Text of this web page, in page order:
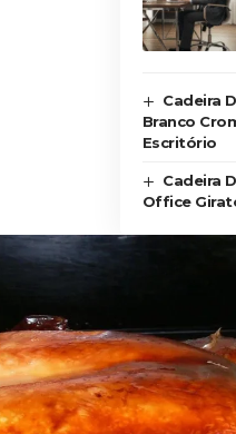
Cadeira
Branco
Escritório
Cadeira
Office